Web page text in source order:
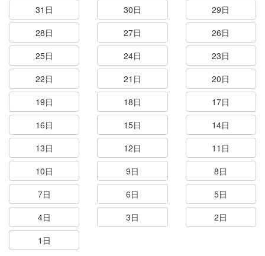
31日 30日
29日
28日
27日
26日
25日
24日
23日
22日
21日
20日
19日
18日
17日
16日
15日
14日
13日
12日
11日
10日
9日
8日
7日
6日
5日
4日
3日
2日
1日